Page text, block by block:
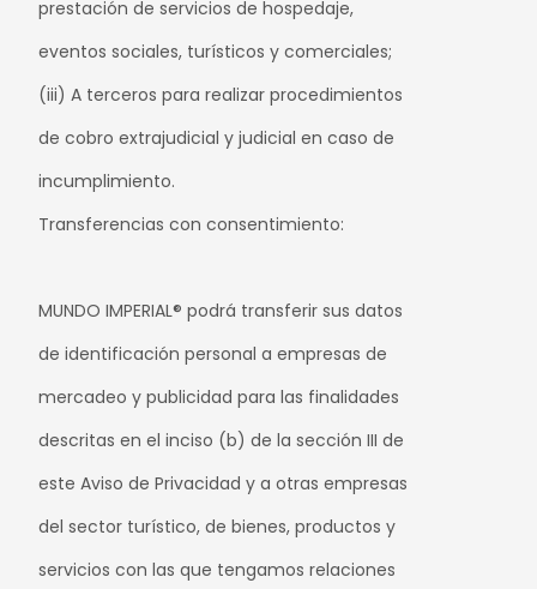
prestación de servicios de hospedaje,
eventos sociales, turísticos y comerciales;
(iii) A terceros para realizar procedimientos
de cobro extrajudicial y judicial en caso de
incumplimiento.
Transferencias con consentimiento:
MUNDO IMPERIAL® podrá transferir sus datos
de identificación personal a empresas de
mercadeo y publicidad para las finalidades
descritas en el inciso (b) de la sección III de
este Aviso de Privacidad y a otras empresas
del sector turístico, de bienes, productos y
servicios con las que tengamos relaciones